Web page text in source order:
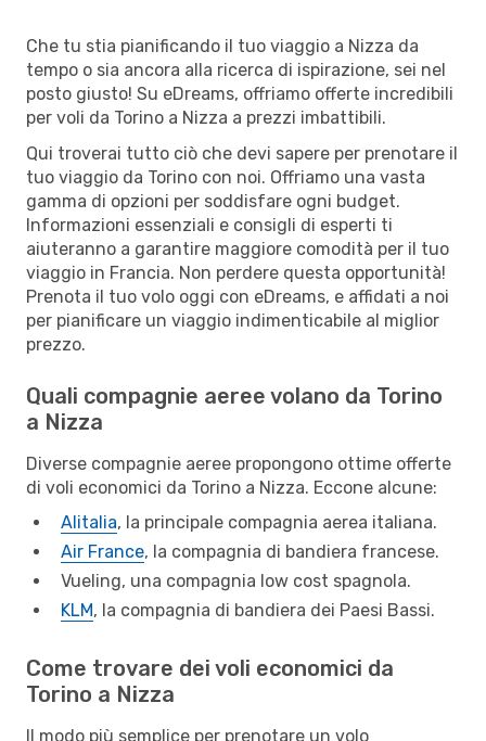
Che tu stia pianificando il tuo viaggio a Nizza da
tempo o sia ancora alla ricerca di ispirazione, sei nel
posto giusto! Su eDreams, offriamo offerte incredibili
per voli da Torino a Nizza a prezzi imbattibili.
Qui troverai tutto ciò che devi sapere per prenotare il
tuo viaggio da Torino con noi. Offriamo una vasta
gamma di opzioni per soddisfare ogni budget.
Informazioni essenziali e consigli di esperti ti
aiuteranno a garantire maggiore comodità per il tuo
viaggio in Francia. Non perdere questa opportunità!
Prenota il tuo volo oggi con eDreams, e affidati a noi
per pianificare un viaggio indimenticabile al miglior
prezzo.
Quali compagnie aeree volano da Torino
a Nizza
Diverse compagnie aeree propongono ottime offerte
di voli economici da Torino a Nizza. Eccone alcune:
Alitalia, la principale compagnia aerea italiana.
Air France, la compagnia di bandiera francese.
Vueling, una compagnia low cost spagnola.
KLM, la compagnia di bandiera dei Paesi Bassi.
Come trovare dei voli economici da
Torino a Nizza
Il modo più semplice per prenotare un volo